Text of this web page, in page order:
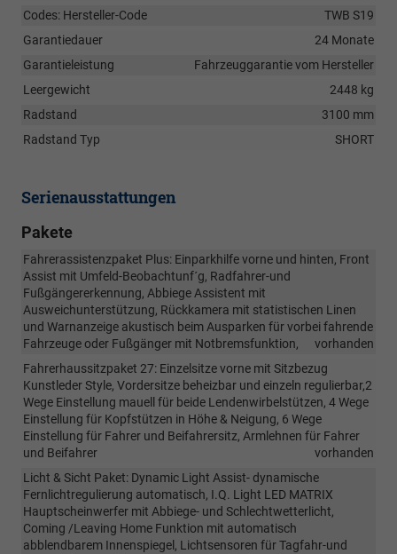
Codes: Hersteller-Code
TWB S19
Garantiedauer
24 Monate
Garantieleistung
Fahrzeuggarantie vom Hersteller
Leergewicht
2448 kg
Radstand
3100 mm
Radstand Typ
SHORT
Serienausstattungen
Pakete
Fahrerassistenzpaket Plus: Einparkhilfe vorne und hinten, Front
Assist mit Umfeld-Beobachtunf´g, Radfahrer-und
Fußgängererkennung, Abbiege Assistent mit
Ausweichunterstützung, Rückkamera mit statistischen Linen
und Warnanzeige akustisch beim Ausparken für vorbei fahrende
Fahrzeuge oder Fußgänger mit Notbremsfunktion,
vorhanden
Fahrerhaussitzpaket 27: Einzelsitze vorne mit Sitzbezug
Kunstleder Style, Vordersitze beheizbar und einzeln regulierbar,2
Wege Einstellung mauell für beide Lendenwirbelstützen, 4 Wege
Einstellung für Kopfstützen in Höhe & Neigung, 6 Wege
Einstellung für Fahrer und Beifahrersitz, Armlehnen für Fahrer
und Beifahrer
vorhanden
Licht & Sicht Paket: Dynamic Light Assist- dynamische
Fernlichtregulierung automatisch, I.Q. Light LED MATRIX
Hauptscheinwerfer mit Abbiege- und Schlechtwetterlicht,
Coming /Leaving Home Funktion mit automatisch
abblendbarem Innenspiegel, Lichtsensoren für Tagfahr-und